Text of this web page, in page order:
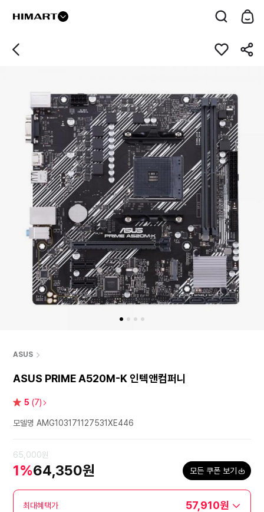
ASUS
ASUS PRIME A520M-K 인텍앤컴퍼니
별 5 (7)
모델명 AMG103171127531XE446
65,000원
1%64,350원 모든 쿠폰 보기
최대혜택가 57,910원